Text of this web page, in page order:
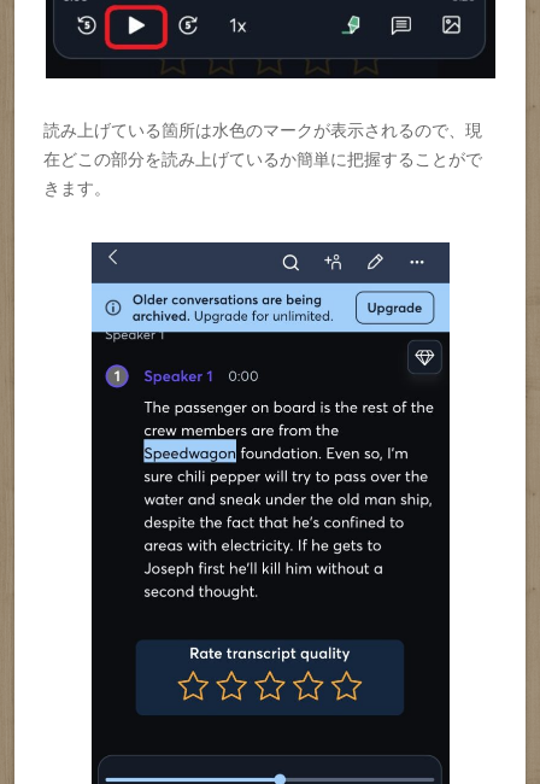
読み上げている箇所は水色のマークが表示されるので、現
在どこの部分を読み上げているか簡単に把握することがで
きます。